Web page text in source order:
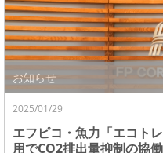
お知らせ
2025/01/29
エフピコ・魚力「エコト
用でCO2排出量抑制の協